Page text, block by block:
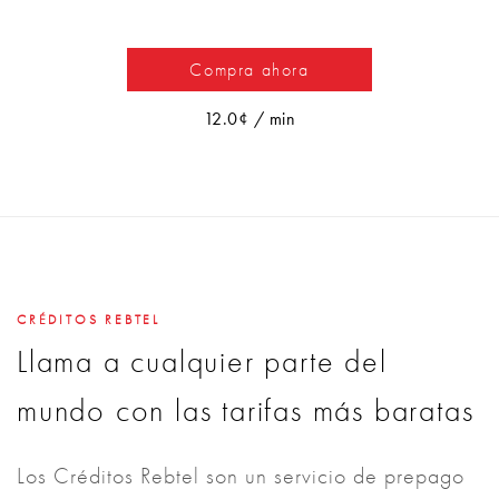
Compra ahora
12.0¢ / min
CRÉDITOS REBTEL
Llama a cualquier parte del
mundo con las tarifas más baratas
Los Créditos Rebtel son un servicio de prepago